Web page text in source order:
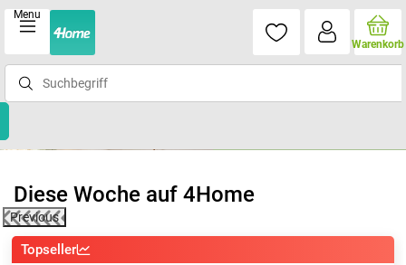
Menu
Warenkorb
Diese Woche auf 4Home
Previous
Topseller